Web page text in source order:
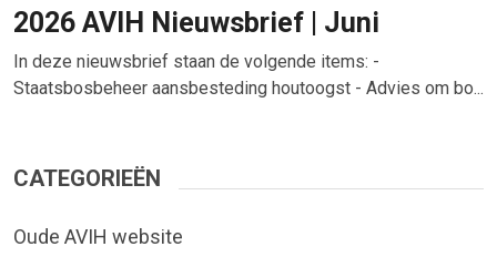
2026 AVIH Nieuwsbrief | Juni
In deze nieuwsbrief staan de volgende items: -
Staatsbosbeheer aansbesteding houtoogst - Advies om bo...
CATEGORIEËN
Oude AVIH website